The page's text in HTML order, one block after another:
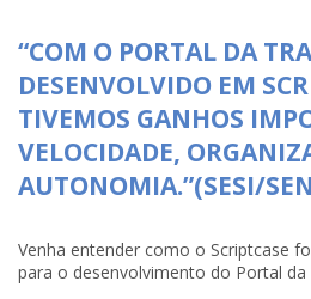
“COM O PORTAL DA
DESENVOLVIDO EM
TIVEMOS GANHOS
VELOCIDADE,
AUTONOMIA.”(SESI/
Venha entender como o Scriptcase
para o desenvolvimento do Portal da